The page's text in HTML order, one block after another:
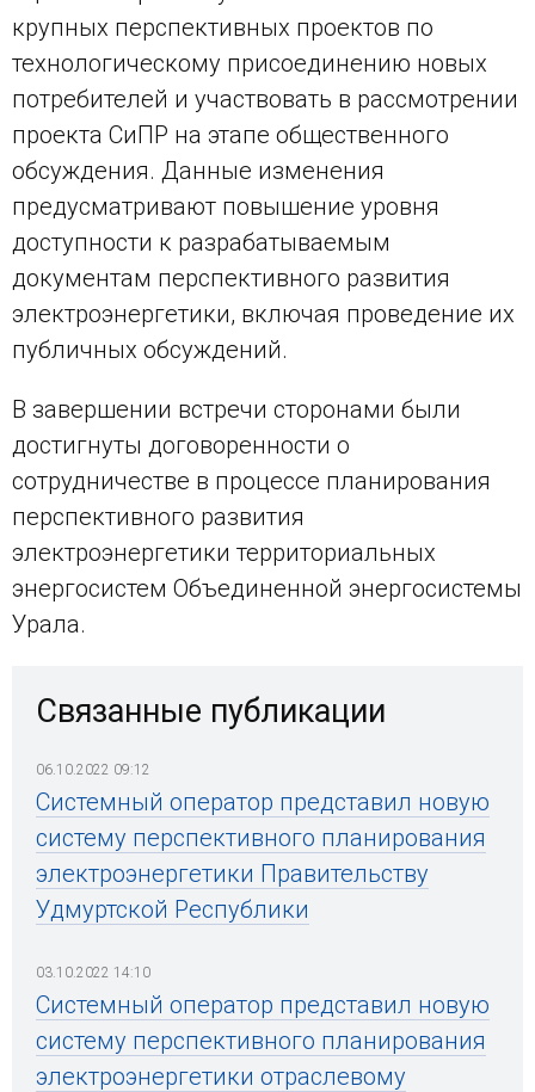
крупных перспективных проектов по
технологическому присоединению новых
потребителей и участвовать в рассмотрении
проекта СиПР на этапе общественного
обсуждения. Данные изменения
предусматривают повышение уровня
доступности к разрабатываемым
документам перспективного развития
электроэнергетики, включая проведение их
публичных обсуждений.
В завершении встречи сторонами были
достигнуты договоренности о
сотрудничестве в процессе планирования
перспективного развития
электроэнергетики территориальных
энергосистем Объединенной энергосистемы
Урала.
Связанные публикации
06.10.2022 09:12
Системный оператор представил новую
систему перспективного планирования
электроэнергетики Правительству
Удмуртской Республики
03.10.2022 14:10
Системный оператор представил новую
систему перспективного планирования
электроэнергетики отраслевому